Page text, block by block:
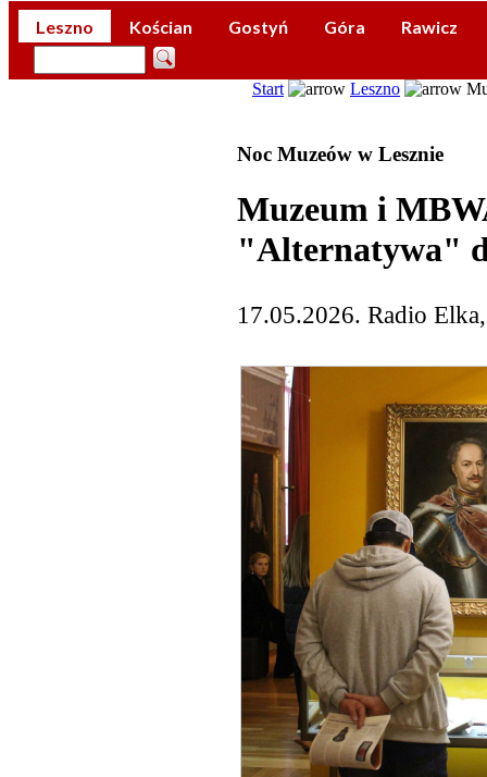
Leszno Kościan Gostyń Góra Rawicz
Start Leszno
Noc Muzeów w Lesznie
Muzeum i
"Alternatywa"
17.05.2026. Radio